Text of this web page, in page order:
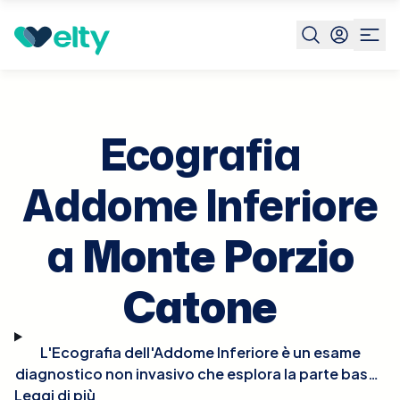
Prenota visita Ecografia Addome Inferiore Monte
Ecografia
Addome Inferiore
a Monte Porzio
Catone
L'Ecografia dell'Addome Inferiore è un esame
diagnostico non invasivo che esplora la parte bassa
dell'addome, focalizzandosi su organi come la
Leggi di più